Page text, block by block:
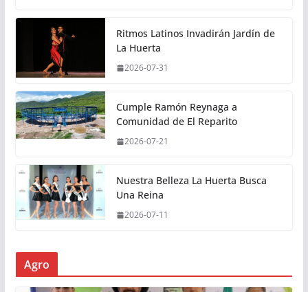
Ritmos Latinos Invadirán Jardín de
La Huerta
2026-07-31
Cumple Ramón Reynaga a
Comunidad de El Reparito
2026-07-21
Nuestra Belleza La Huerta Busca
Una Reina
2026-07-11
Agro